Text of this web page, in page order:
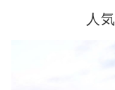
人